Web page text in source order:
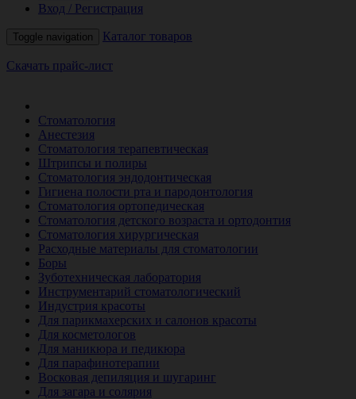
Вход / Регистрация
Toggle navigation Каталог товаров
Скачать прайс-лист
Стоматология
Анестезия
Стоматология терапевтическая
Штрипсы и полиры
Стоматология эндодонтическая
Гигиена полости рта и пародонтология
Стоматология ортопедическая
Стоматология детского возраста и ортодонтия
Стоматология хирургическая
Расходные материалы для стоматологии
Боры
Зуботехническая лаборатория
Инструментарий стоматологический
Индустрия красоты
Для парикмахерских и салонов красоты
Для косметологов
Для маникюра и педикюра
Для парафинотерапии
Восковая депиляция и шугаринг
Для загара и солярия